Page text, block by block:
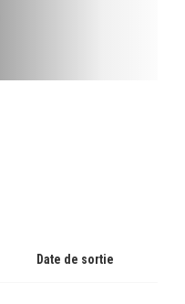
Date de sortie